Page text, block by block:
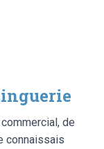
de
connaissais